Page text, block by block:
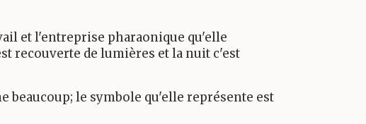
et l'entreprise pharaonique qu'elle
recouverte de lumières et la nuit c'est
beaucoup; le symbole qu'elle représente est